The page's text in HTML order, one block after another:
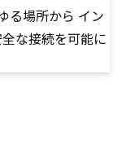
る場所から イン
な接続を可能に